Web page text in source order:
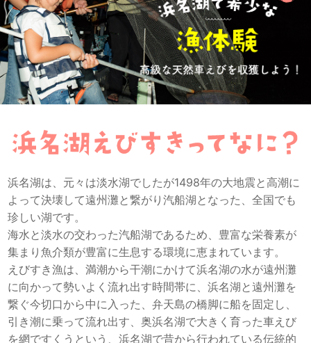
浜名湖は、元々は淡水湖でしたが1498年の大地震と高潮に
よって決壊して遠州灘と繋がり汽船湖となった、全国でも
珍しい湖です。
海水と淡水の交わった汽船湖であるため、豊富な栄養素が
集まり魚介類が豊富に生息する環境に恵まれています。
えびすき漁は、満潮から干潮にかけて浜名湖の水が遠州灘
に向かって勢いよく流れ出す時間帯に、浜名湖と遠州灘を
繋ぐ今切口から中に入った、弁天島の橋脚に船を固定し、
引き潮に乗って流れ出す、奥浜名湖で大きく育った車えび
を網ですくうという、浜名湖で昔から行われている伝統的